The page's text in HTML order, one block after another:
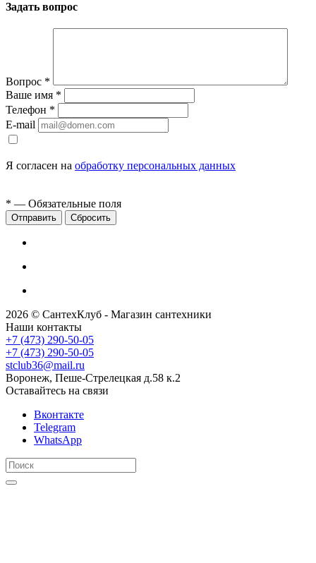
Задать вопрос
Вопрос *
Ваше имя *
Телефон *
E-mail
Я согласен на обработку персональных данных
* — Обязательные поля
Сбросить
2026 © СантехКлуб - Магазин сантехники
Наши контакты
+7 (473) 290-50-05
+7 (473) 290-50-05
stclub36@mail.ru
Воронеж, Пеше-Стрелецкая д.58 к.2
Оставайтесь на связи
Вконтакте
Telegram
WhatsApp